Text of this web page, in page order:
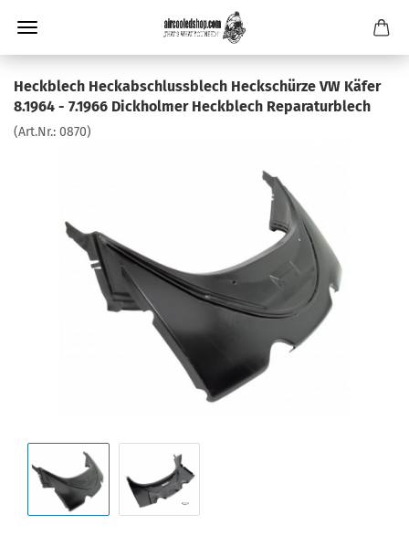
Heckblech Heckabschlussblech Heckschürze VW Käfer
8.1964 - 7.1966 Dickholmer Heckblech Reparaturblech
(Art.Nr.: 0870)